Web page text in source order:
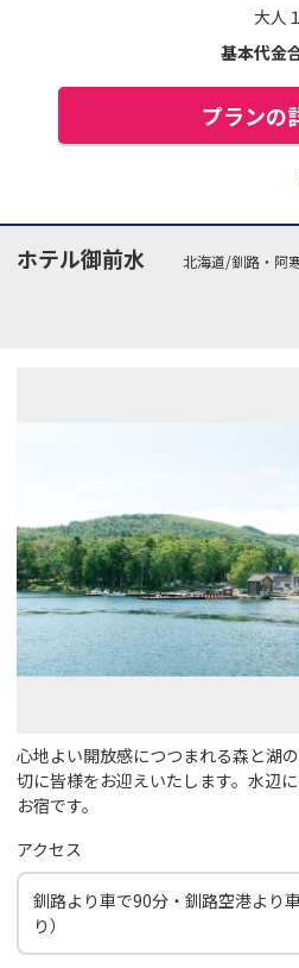
大人
基本代金
プランの
ホテル御前水
北海道/釧路・阿
心地よい開放感につつまれる森と湖
切に皆様をお迎えいたします。水辺
お宿です。
アクセス
釧路より車で90分・釧路空港より
り）